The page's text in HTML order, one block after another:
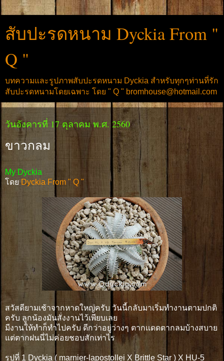
สับปะรดหนาม Dyckia From "
Q "
บทความและรูปภาพสับปะรดหนาม Dyckia สำหรับทุกๆท่านที่รัก
สับปะรดหนามโดยเฉพาะ โดย " Q " bromhouse@hotmail.com
วันอังคารที่ 17 ตุลาคม พ.ศ. 2560
ขาวกลม
My Dyckia
โดยDyckia From " Q "
สวัสดียามเช้าจากหาดใหญ่ครับ วันนี้กลับมาเริ่มทำงานตามปกติ
ครับ ลูกน้องมันสั่งงานไว้เพียบเลย
มีงานให้ทำก็ทำไปครับ ดีกว่าอยู่ว่างๆ ตากเเดดตากลมบ้างสบาย
แต่ตากฝนนี่ไม่ค่อยชอบสักเท่าไร
รูปที่ 1 Dyckia ( marnier-lapostollei X Brittle Star ) X HU-5